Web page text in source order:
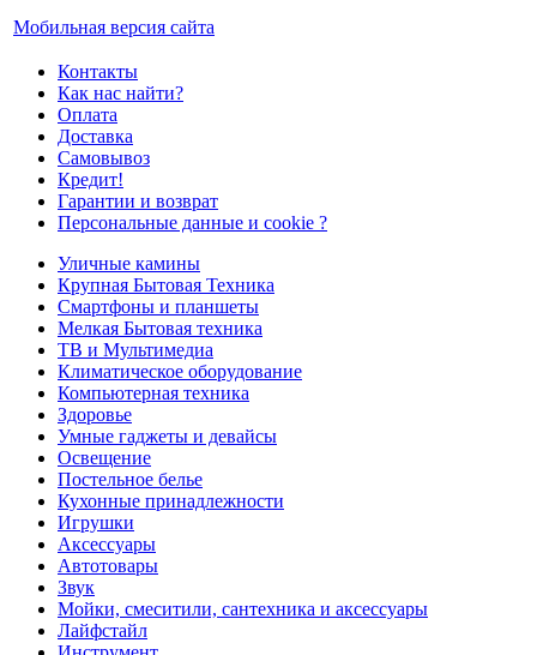
Мобильная версия сайта
Контакты
Как нас найти?
Оплата
Доставка
Самовывоз
Кредит!
Гарантии и возврат
Персональные данные и cookie ?
Уличные камины
Крупная Бытовая Техника
Смартфоны и планшеты
Мелкая Бытовая техника
ТВ и Мультимедиа
Климатическое оборудование
Компьютерная техника
Здоровье
Умные гаджеты и девайсы
Освещение
Постельное белье
Кухонные принадлежности
Игрушки
Аксессуары
Автотовары
Звук
Мойки, смеситили, сантехника и аксессуары
Лайфстайл